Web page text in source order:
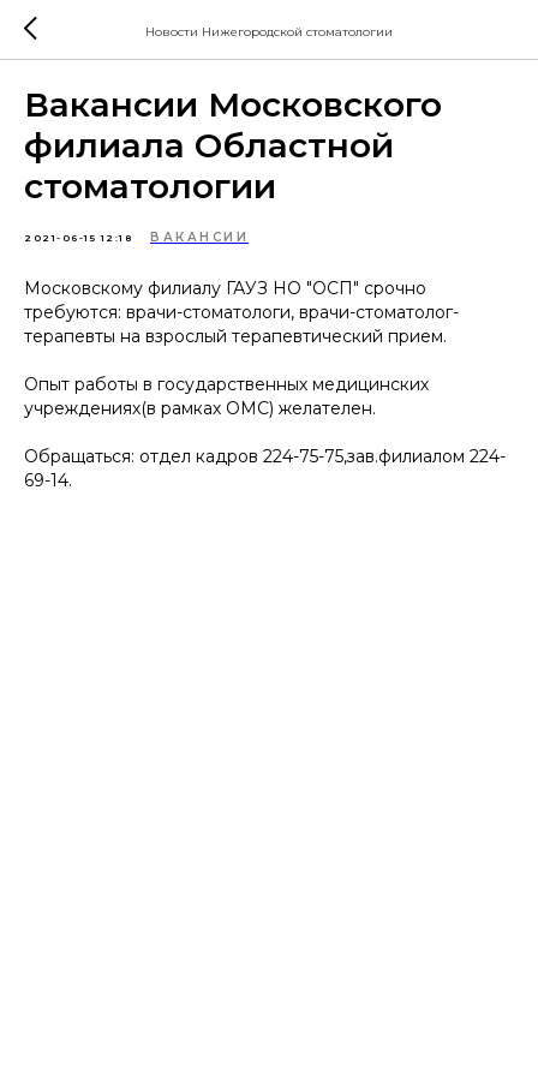
Новости Нижегородской стоматологии
Вакансии Московского
филиала Областной
стоматологии
2021-06-15 12:18 ВАКАНСИИ
Московскому филиалу ГАУЗ НО "ОСП" срочно
требуются: врачи-стоматологи, врачи-стоматолог-
терапевты на взрослый терапевтический прием.
Опыт работы в государственных медицинских
учреждениях(в рамках ОМС) желателен.
Обращаться: отдел кадров 224-75-75,зав.филиалом 224-
69-14.